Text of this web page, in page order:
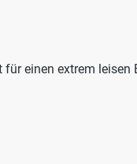
einen extrem leisen